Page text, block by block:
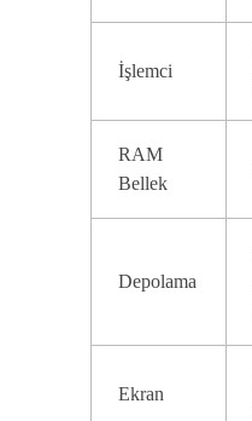
İşlemci
RAM
Bellek
Depolama
Ekran